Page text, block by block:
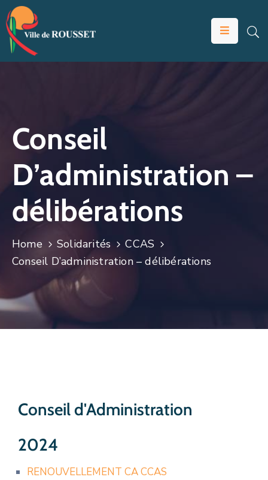
VOTRE
ÉDUCATION
ET
JEUNESSE
SOLIDARITÉS
ANIMATION
CULTURE
SPORTS
Conseil
D’administration –
délibérations
Home Solidarités
CCAS
Conseil D’administration – délibérations
Conseil d'Administration
2024
RENOUVELLEMENT CA CCAS